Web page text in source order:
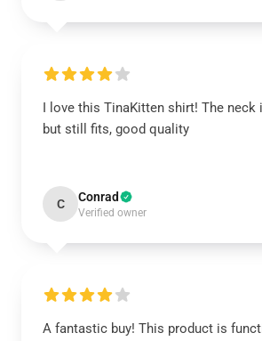
I love this TinaKitten shirt! The neck
but still fits, good quality
C Conrad
Verified owner
A fantastic buy! This product is